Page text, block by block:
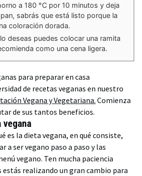
a 180 °C por 10 minutos y deja
sabrás que está listo porque la
coloración dorada.
deseas puedes colocar una ramita
como una cena ligera.
de recetas veganas en nuestro
Vegana y Vegetariana. Comienza
de sus tantos beneficios.
es la dieta vegana, en qué consiste,
a ser vegano paso a paso y las
vegano. Ten mucha paciencia
realizando un gran cambio para